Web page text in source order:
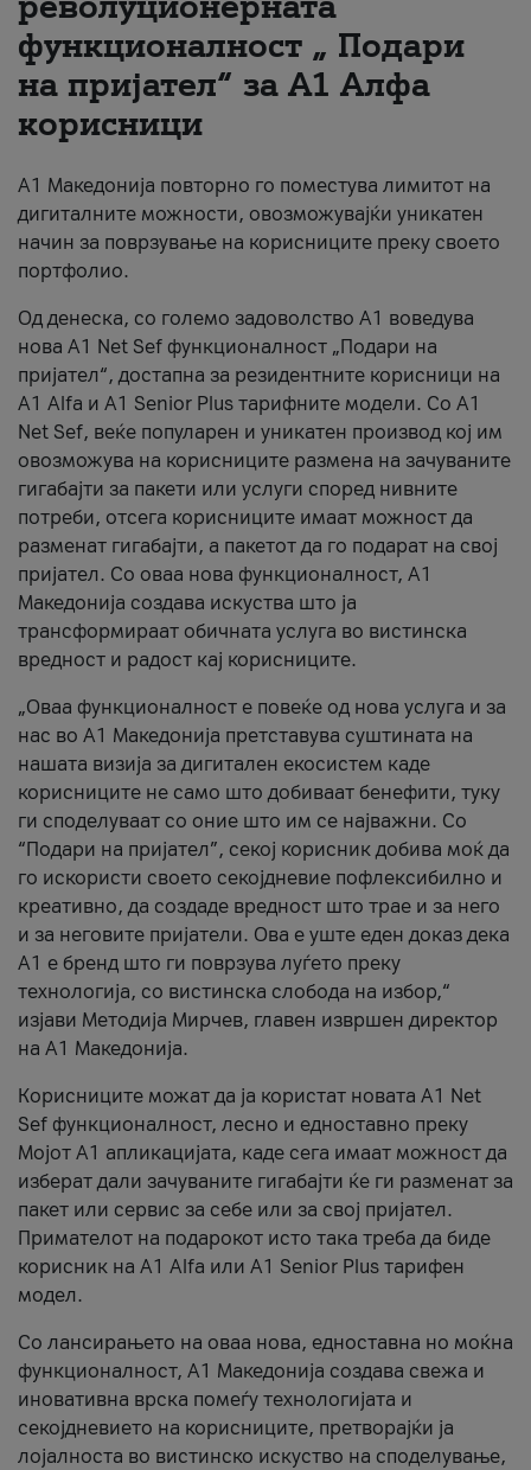
За нас
#ПодобарОнлајн
функционалност „ Подари
на пријател“ за А1 Алфа
корисници
А1 Македонија повторно го поместува лимитот на
дигиталните можности, овозможувајќи уникатен
начин за поврзување на корисниците преку своето
портфолио.
Од денеска, со големо задоволство А1 воведува
нова A1 Net Sef функционалност „Подари на
пријател“, достапна за резидентните корисници на
А1 Alfa и A1 Senior Plus тарифните модели. Со A1
Net Sef, веќе популарен и уникатен производ кој им
овозможува на корисниците размена на зачуваните
гигабајти за пакети или услуги според нивните
потреби, отсега корисниците имаат можност да
разменат гигабајти, а пакетот да го подарат на свој
пријател. Со оваа нова функционалност, А1
Македонија создава искуства што ја
трансформираат обичната услуга во вистинска
вредност и радост кај корисниците.
„Оваа функционалност е повеќе од нова услуга и за
нас во А1 Македонија претставува суштината на
нашата визија за дигитален екосистем каде
корисниците не само што добиваат бенефити, туку
ги споделуваат со оние што им се најважни. Со
“Подари на пријател”, секој корисник добива моќ да
го искористи своето секојдневие пофлексибилно и
креативно, да создаде вредност што трае и за него
и за неговите пријатели. Ова е уште еден доказ дека
А1 е бренд што ги поврзува луѓето преку
технологија, со вистинска слобода на избор,“
изјави Методија Мирчев, главен извршен директор
на А1 Македонија.
Корисниците можат да ја користат новата А1 Net
Sef функционалност, лесно и едноставно преку
Мојот А1 апликацијата, каде сега имаат можност да
изберат дали зачуваните гигабајти ќе ги разменат за
пакет или сервис за себе или за свој пријател.
Примателот на подарокот исто така треба да биде
корисник на А1 Alfa или A1 Senior Plus тарифен
модел.
Со лансирањето на оваа нова, едноставна но моќна
функционалност, А1 Македонија создава свежа и
иновативна врска помеѓу технологијата и
секојдневието на корисниците, претворајќи ја
лојалноста во вистинско искуство на споделување,